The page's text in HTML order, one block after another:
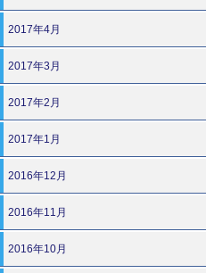
2017年4月
2017年3月
2017年2月
2017年1月
2016年12月
2016年11月
2016年10月